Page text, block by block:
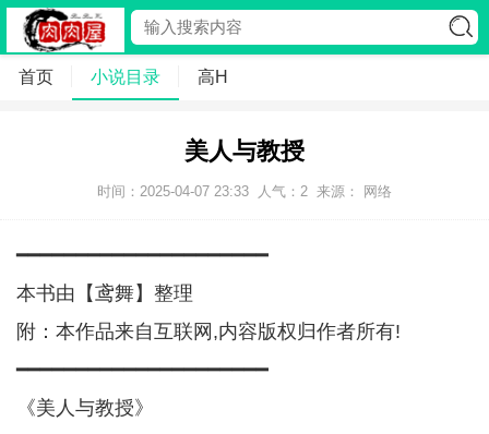
首页 小说目录 高H
美人与教授
时间：2025-04-07 23:33 人气： 2 来源： 网络
━━━━━━━━━━━━━━━━━━━━━
本书由【鸢舞】整理
附：本作品来自互联网,内容版权归作者所有!
━━━━━━━━━━━━━━━━━━━━━
《美人与教授》